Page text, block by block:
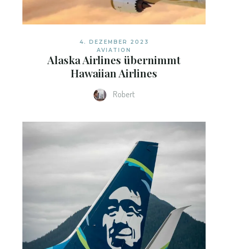
4. DEZEMBER 2023
AVIATION
Alaska Airlines übernimmt
Hawaiian Airlines
Robert